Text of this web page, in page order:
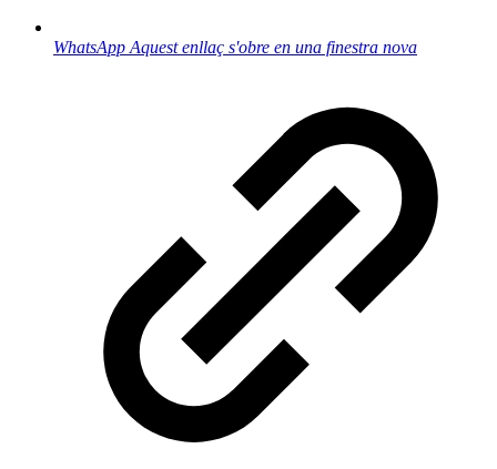
WhatsApp Aquest enllaç s'obre en una finestra nova